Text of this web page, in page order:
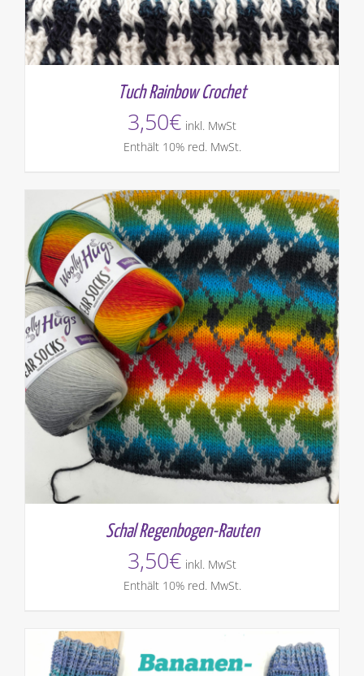
Tuch Rainbow Crochet
3,50€ inkl. MwSt
Enthält 10% red. MwSt.
Schal Regenbogen-Rauten
3,50€ inkl. MwSt
Enthält 10% red. MwSt.